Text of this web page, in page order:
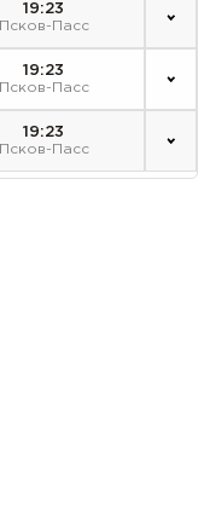
19:23
Псков-Пасс
19:23
Псков-Пасс
19:23
Псков-Пасс